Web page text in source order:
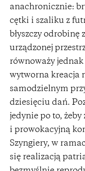
anachronicznie:
cętki i szaliku z
błyszczy
urządzonej
równoważy
wytworna kreacja
samodzielnym
dziesięciu dań.
jedynie po to,
i prowokacyjną
Szyngiery, w
się realizacją